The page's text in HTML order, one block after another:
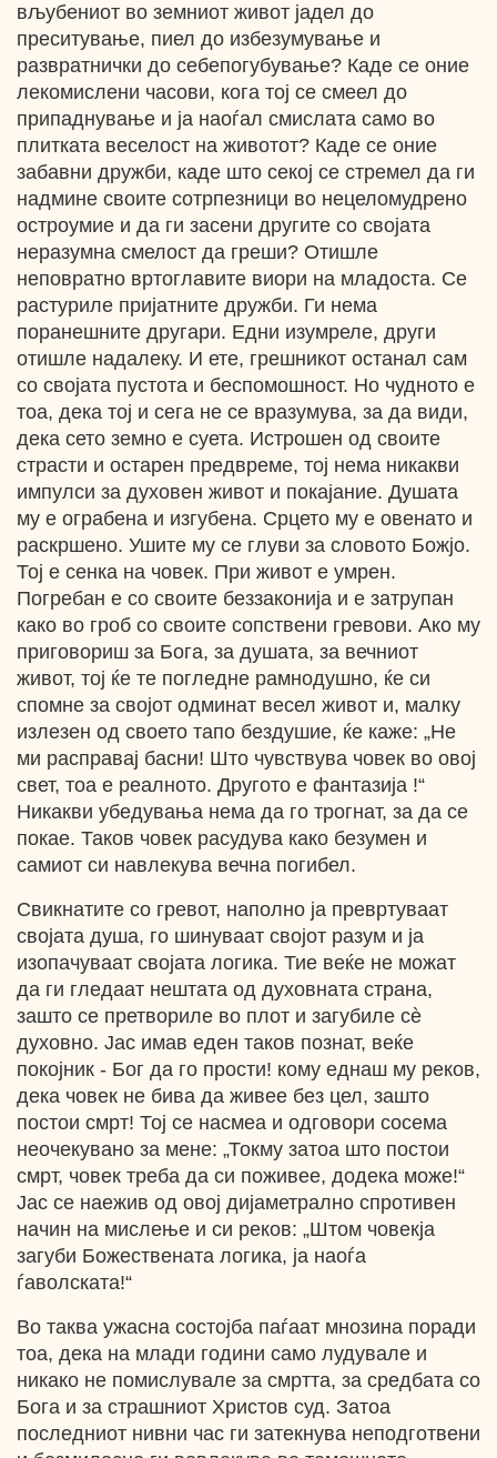
вљубениот во земниот живот јадел до
преситување, пиел до избезумување и
развратнички до себепогубување? Каде се оние
лекомислени часови, кога тој се смеел до
припаднување и ја наоѓал смислата само во
плитката веселост на животот? Каде се оние
забавни дружби, каде што секој се стремел да ги
надмине своите сотрпезници во нецеломудрено
остроумие и да ги засени другите со својата
неразумна смелост да греши? Отишле
неповратно вртоглавите виори на младоста. Се
растуриле пријатните дружби. Ги нема
поранешните другари. Едни изумреле, други
отишле надалеку. И ете, грешникот останал сам
со својата пустота и беспомошност. Но чудното е
тоа, дека тој и сега не се вразумува, за да види,
дека сето земно е суета. Истрошен од своите
страсти и остарен предвреме, тој нема никакви
импулси за духовен живот и покајание. Душата
му е ограбена и изгубена. Срцето му е овенато и
раскршено. Ушите му се глуви за словото Божјо.
Тој е сенка на човек. При живот е умрен.
Погребан е со своите беззаконија и е затрупан
како во гроб со своите сопствени гревови. Ако му
приговориш за Бога, за душата, за вечниот
живот, тој ќе те погледне рамнодушно, ќе си
спомне за својот одминат весел живот и, малку
излезен од своето тапо бездушие, ќе каже: „Не
ми расправај басни! Што чувствува човек во овој
свет, тоа е реалното. Другото е фантазија !“
Никакви убедувања нема да го трогнат, за да се
покае. Таков човек расудува како безумен и
самиот си навлекува вечна погибел.
Свикнатите со гревот, наполно ја превртуваат
својата душа, го шинуваат својот разум и ja
изопачуваат својата логика. Тие веќе не можат
да ги гледаат нештата од духовната страна,
зашто се претвориле во плот и загубиле сѐ
духовно. Јас имав еден таков познат, веќе
покојник - Бог да го прости! кому еднаш му реков,
дека човек не бива да живее без цел, зашто
постои смрт! Тој се насмеа и одговори сосема
неочекувано за мене: „Токму затоа што постои
смрт, човек треба да си поживее, додека може!“
Јас се наежив од овој дијаметрално спротивен
начин на мислење и си реков: „Штом човекја
загуби Божествената логика, ја наоѓа
ѓаволската!“
Во таква ужасна состојба паѓаат мнозина поради
тоа, дека на млади години само лудувале и
никако не помислувале за смртта, за средбата со
Бога и за страшниот Христов суд. Затоа
последниот нивни час ги затекнува неподготвени